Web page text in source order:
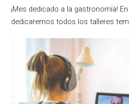
¡Mes dedicado a la gastronomía!
dedicaremos todos los talleres